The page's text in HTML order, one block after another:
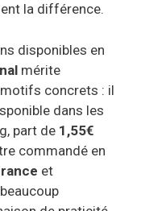
la différence.
disponibles en
mérite
concrets : il
dans les
part de 1,55€
commandé en
et